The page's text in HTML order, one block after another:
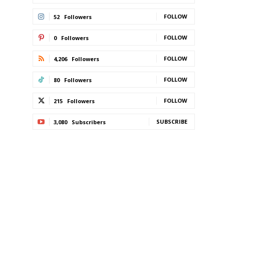
52 Followers FOLLOW
0 Followers FOLLOW
4,206 Followers FOLLOW
80 Followers FOLLOW
215 Followers FOLLOW
3,080 Subscribers SUBSCRIBE